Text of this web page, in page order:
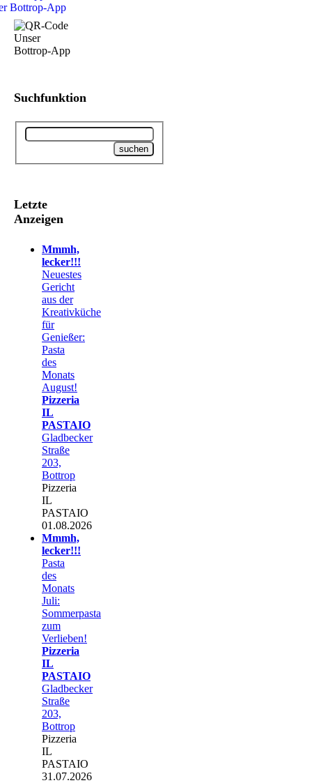
Suchfunktion
Letzte
Anzeigen
Mmmh,
lecker!!!
Neuestes
Gericht
aus der
Kreativküche
für
Genießer:
Pasta
des
Monats
August!
Pizzeria
IL
PASTAIO
Gladbecker
Straße
203,
Bottrop
Pizzeria
IL
PASTAIO
01.08.2026
Mmmh,
lecker!!!
Pasta
des
Monats
Juli:
Sommerpasta
zum
Verlieben!
Pizzeria
IL
PASTAIO
Gladbecker
Straße
203,
Bottrop
Pizzeria
IL
PASTAIO
31.07.2026